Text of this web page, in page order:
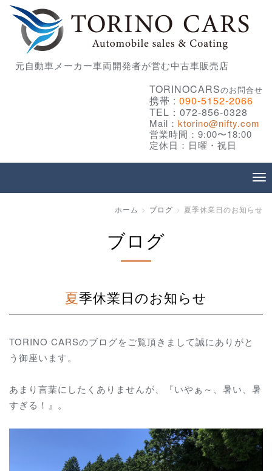
元自動車メーカー車両開発者が営む中古車販売店
TORINOCARSのお問合せ
携帯 : 090-5152-2066
TEL：072-856-0328
Mail： ktorino@nifty.com
営業時間：9:00〜18:00
定休日：日曜・祝日
ホーム ブログ 夏季休業日のお知らせ
ブログ
夏季休業日のお知らせ
TORINO CARSのブログをご覧頂きまして誠にありがと
う御座います。
あまり言葉にしたくありませんが、『いやぁ～、暑い、暑
すぎる！』。